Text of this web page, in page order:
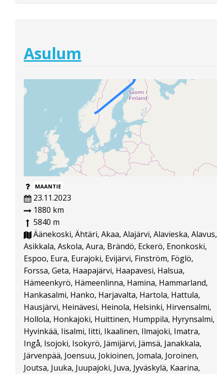
Asulum
MAANTIE
23.11.2023
1880 km
5840 m
Äänekoski, Ähtäri, Akaa, Alajärvi, Alavieska, Alavus,
Asikkala, Askola, Aura, Brändö, Eckerö, Enonkoski,
Espoo, Eura, Eurajoki, Evijärvi, Finström, Föglö,
Forssa, Geta, Haapajärvi, Haapavesi, Halsua,
Hämeenkyrö, Hämeenlinna, Hamina, Hammarland,
Hankasalmi, Hanko, Harjavalta, Hartola, Hattula,
Hausjärvi, Heinävesi, Heinola, Helsinki, Hirvensalmi,
Hollola, Honkajoki, Huittinen, Humppila, Hyrynsalmi,
Hyvinkää, Iisalmi, Iitti, Ikaalinen, Ilmajoki, Imatra,
Ingå, Isojoki, Isokyrö, Jämijärvi, Jämsä, Janakkala,
Järvenpää, Joensuu, Jokioinen, Jomala, Joroinen,
Joutsa, Juuka, Juupajoki, Juva, Jyväskylä, Kaarina,